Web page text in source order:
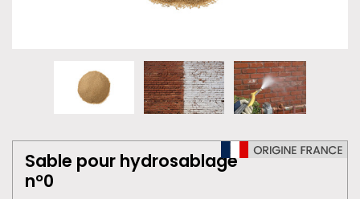
Sable pour hydrosablage
n°0